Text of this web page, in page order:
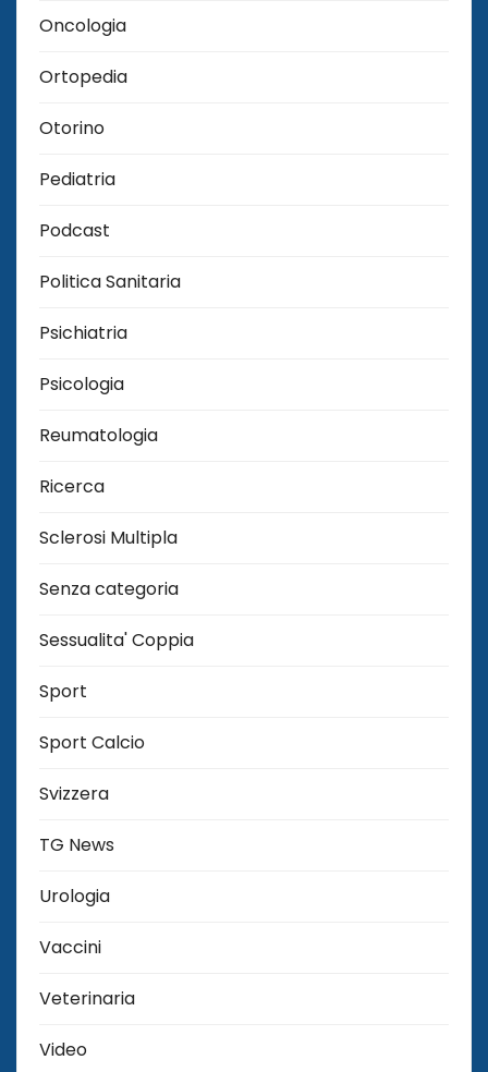
Oncologia
Ortopedia
Otorino
Pediatria
Podcast
Politica Sanitaria
Psichiatria
Psicologia
Reumatologia
Ricerca
Sclerosi Multipla
Senza categoria
Sessualita' Coppia
Sport
Sport Calcio
Svizzera
TG News
Urologia
Vaccini
Veterinaria
Video